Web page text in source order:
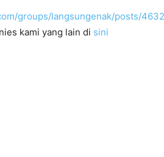
groups/langsungenak/posts/
kami yang lain di sini